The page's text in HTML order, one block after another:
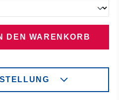
DEN WARENKORB